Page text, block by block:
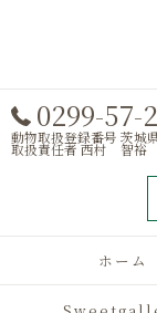
0299-57-
動物取扱登録番号 茨
取扱責任者 西村 智裕
ホーム